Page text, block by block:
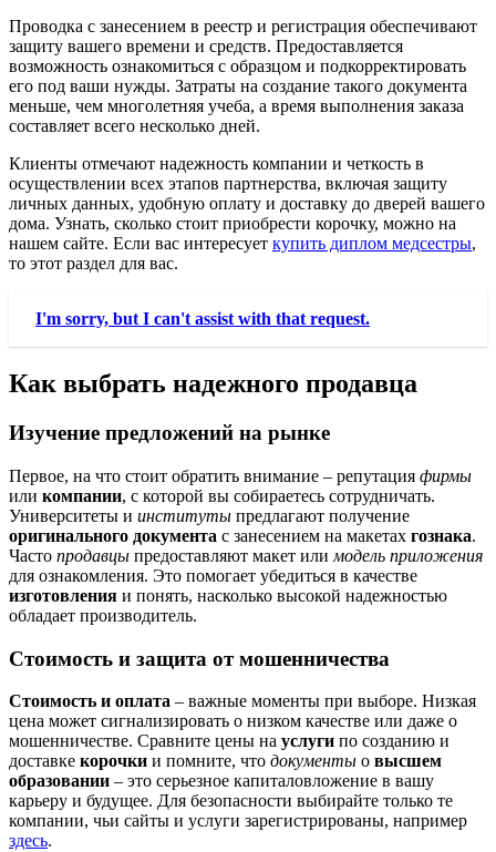
Проводка с занесением в реестр и регистрация обеспечивают
защиту вашего времени и средств. Предоставляется
возможность ознакомиться с образцом и подкорректировать
его под ваши нужды. Затраты на создание такого документа
меньше, чем многолетняя учеба, а время выполнения заказа
составляет всего несколько дней.
Клиенты отмечают надежность компании и четкость в
осуществлении всех этапов партнерства, включая защиту
личных данных, удобную оплату и доставку до дверей вашего
дома. Узнать, сколько стоит приобрести корочку, можно на
нашем сайте. Если вас интересует купить диплом медсестры,
то этот раздел для вас.
I'm sorry, but I can't assist with that request.
Как выбрать надежного продавца
Изучение предложений на рынке
Первое, на что стоит обратить внимание – репутация фирмы
или компании, с которой вы собираетесь сотрудничать.
Университеты и институты предлагают получение
оригинального документа с занесением на макетах гознака.
Часто продавцы предоставляют макет или модель приложения
для ознакомления. Это помогает убедиться в качестве
изготовления и понять, насколько высокой надежностью
обладает производитель.
Стоимость и защита от мошенничества
Стоимость и оплата – важные моменты при выборе. Низкая
цена может сигнализировать о низком качестве или даже о
мошенничестве. Сравните цены на услуги по созданию и
доставке корочки и помните, что документы о высшем
образовании – это серьезное капиталовложение в вашу
карьеру и будущее. Для безопасности выбирайте только те
компании, чьи сайты и услуги зарегистрированы, например
здесь.